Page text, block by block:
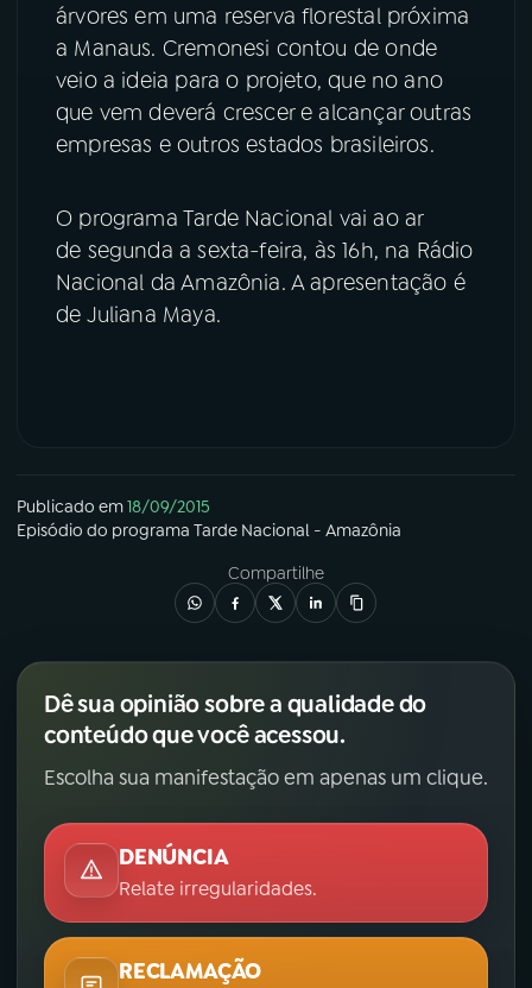
árvores em uma reserva florestal próxima
a Manaus. Cremonesi contou de onde
veio a ideia para o projeto, que no ano
que vem deverá crescer e alcançar outras
empresas e outros estados brasileiros.
O programa Tarde Nacional vai ao ar
de segunda a sexta-feira, às 16h, na Rádio
Nacional da Amazônia. A apresentação é
de Juliana Maya.
Publicado em18/09/2015
Episódio do programa Tarde Nacional - Amazônia
Compartilhe
Dê sua opinião sobre a qualidade do
conteúdo que você acessou.
Escolha sua manifestação em apenas um clique.
DENÚNCIA
Relate irregularidades.
RECLAMAÇÃO